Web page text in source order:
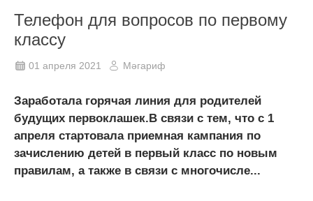
Телефон для вопросов по первому
классу
01 апреля 2021 Мәгариф
Заработала горячая линия для родителей
будущих первоклашек.В связи с тем, что с 1
апреля стартовала приемная кампания по
зачислению детей в первый класс по новым
правилам, а также в связи с многочисле...